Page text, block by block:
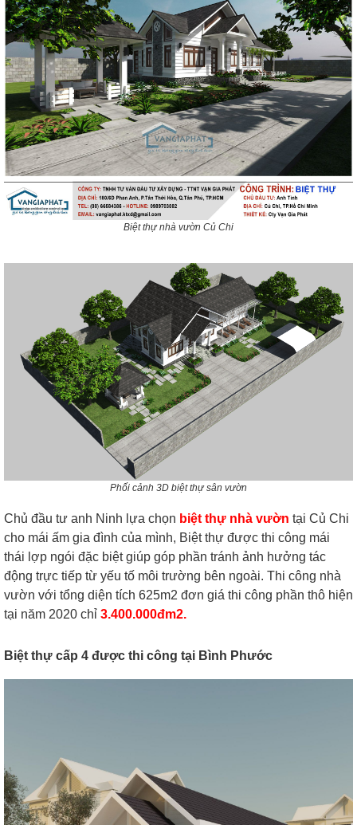
Biệt thự nhà vườn Củ Chi
Phối cảnh 3D biệt thự sân vườn
Chủ đầu tư anh Ninh lựa chọn biệt thự nhà vườn tại Củ Chi
cho mái ấm gia đình của mình, Biệt thự được thi công mái
thái lợp ngói đặc biệt giúp góp phần tránh ảnh hưởng tác
động trực tiếp từ yếu tố môi trường bên ngoài. Thi công nhà
vườn với tổng diện tích 625m2 đơn giá thi công phần thô hiện
tại năm 2020 chỉ 3.400.000đm2.
Biệt thự cấp 4 được thi công tại Bình Phước